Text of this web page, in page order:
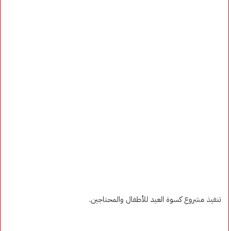
تنفيذ مشروع كسوة العيد للأطفال والمحتاجين.